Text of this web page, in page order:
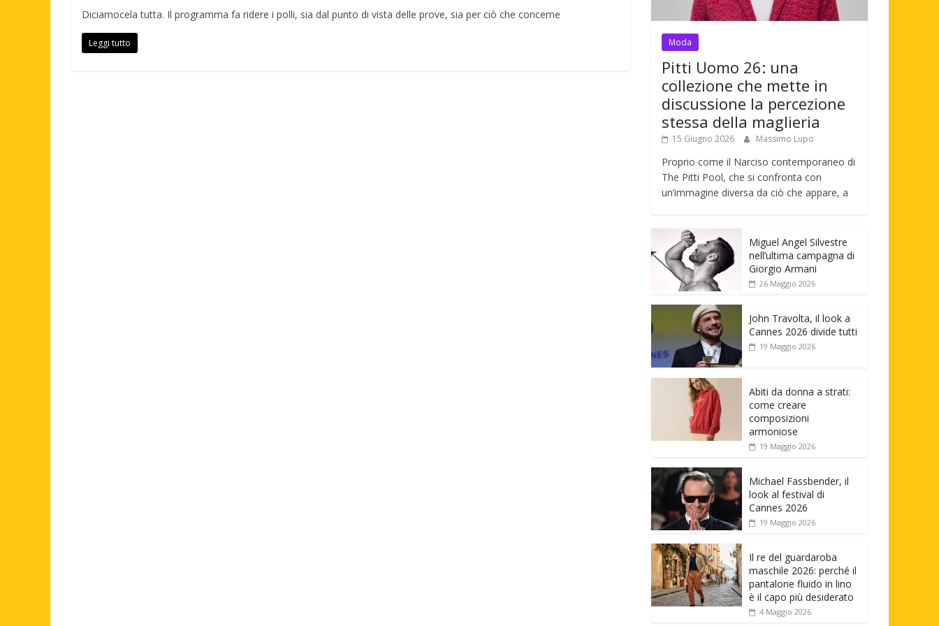
Diciamocela tutta. Il programma fa ridere i polli, sia dal punto di vista delle prove, sia per ciò che concerne
Leggi tutto Moda
Pitti Uomo 26: una
collezione che mette in
discussione la percezione
stessa della maglieria
15 Giugno 2026 Massimo Lupo
Proprio come il Narciso contemporaneo di
The Pitti Pool, che si confronta con
un’immagine diversa da ciò che appare, a
Miguel Angel Silvestre
nell’ultima campagna di
Giorgio Armani
26 Maggio 2026
John Travolta, il look a
Cannes 2026 divide tutti
19 Maggio 2026
Abiti da donna a strati:
come creare
composizioni
armoniose
19 Maggio 2026
Michael Fassbender, il
look al festival di
Cannes 2026
19 Maggio 2026
Il re del guardaroba
maschile 2026: perché il
pantalone fluido in lino
è il capo più desiderato
4 Maggio 2026